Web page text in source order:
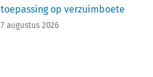
toepassing op verzuimboete
7 augustus 2026